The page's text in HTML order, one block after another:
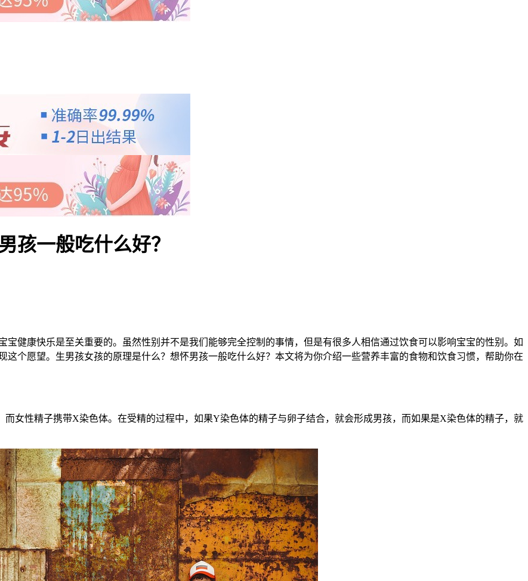
孩一般吃什么好？
康快乐是至关重要的。虽然性别并不是我们能够完全控制的事情，但是有很多人相信通过饮食可以影响宝宝的性别。如
个愿望。生男孩女孩的原理是什么？想怀男孩一般吃什么好？本文将为你介绍一些营养丰富的食物和饮食习惯，帮助你在
性精子携带X染色体。在受精的过程中，如果Y染色体的精子与卵子结合，就会形成男孩，而如果是X染色体的精子，就